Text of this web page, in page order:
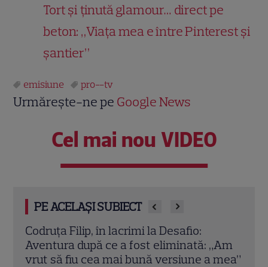
Tort și ținută glamour… direct pe
beton: „Viața mea e între Pinterest și
șantier”
emisiune pro--tv
Urmărește-ne pe Google News
Cel mai nou VIDEO
PE ACELAȘI SUBIECT
Coco, desființată de Dumbo la Desafio:
„Nu știe să facă nimic. Stă prost pe
tehnică”. Ce se întâmplă în noul episod